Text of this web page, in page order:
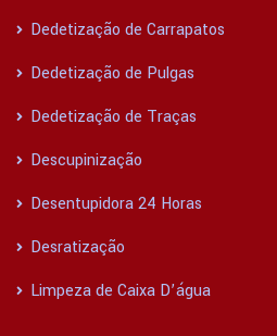
Dedetização de Carrapatos
Dedetização de Pulgas
Dedetização de Traças
Descupinização
Desentupidora 24 Horas
Desratização
Limpeza de Caixa D’água